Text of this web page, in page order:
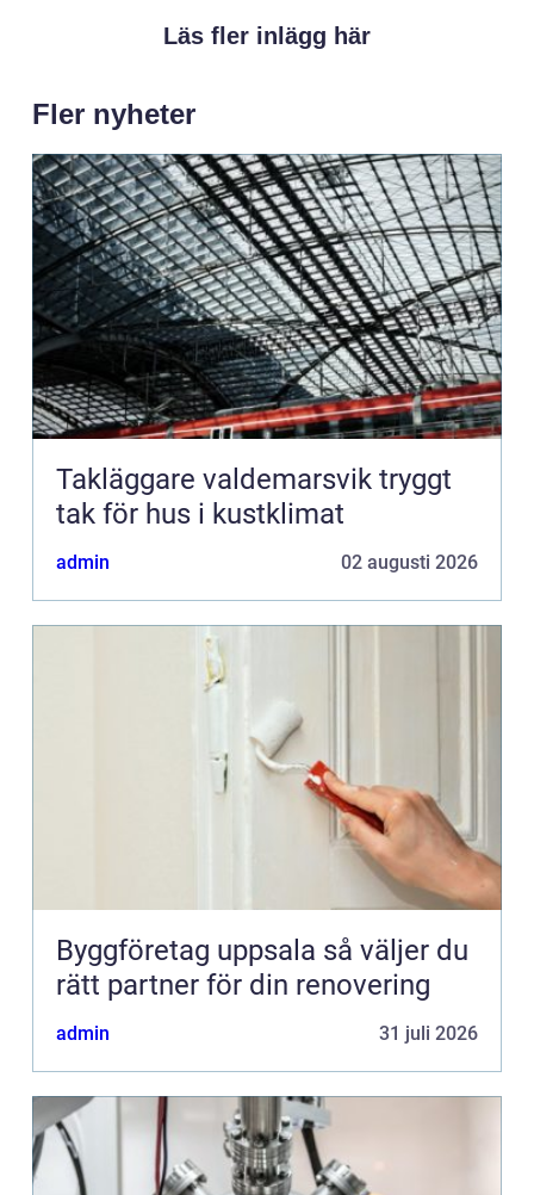
Läs fler inlägg här
Fler nyheter
Takläggare valdemarsvik tryggt
tak för hus i kustklimat
admin 02 augusti 2026
Byggföretag uppsala så väljer du
rätt partner för din renovering
admin 31 juli 2026